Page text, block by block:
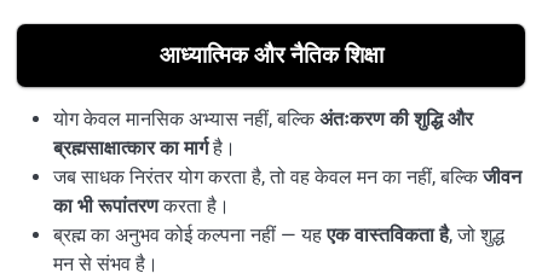
आध्यात्मिक और नैतिक शिक्षा
योग केवल मानसिक अभ्यास नहीं, बल्कि अंतःकरण की शुद्धि और
ब्रह्मसाक्षात्कार का मार्गहै।
जब साधक निरंतर योग करता है, तो वह केवल मन का नहीं, बल्किजीवन
का भी रूपांतरणकरता है।
ब्रह्म का अनुभव कोई कल्पना नहीं — यहएक वास्तविकता है, जो शुद्ध
मन से संभव है।